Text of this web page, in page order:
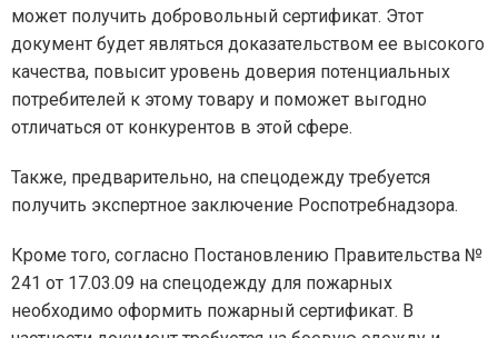
может получить добровольный сертификат. Этот
документ будет являться доказательством ее высокого
качества, повысит уровень доверия потенциальных
потребителей к этому товару и поможет выгодно
отличаться от конкурентов в этой сфере.
Также, предварительно, на спецодежду требуется
получить экспертное заключение Роспотребнадзора.
Кроме того, согласно Постановлению Правительства №
241 от 17.03.09 на спецодежду для пожарных
необходимо оформить пожарный сертификат. В